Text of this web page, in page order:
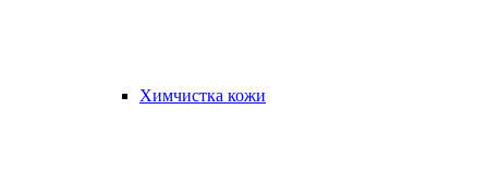
Химчистка кожи